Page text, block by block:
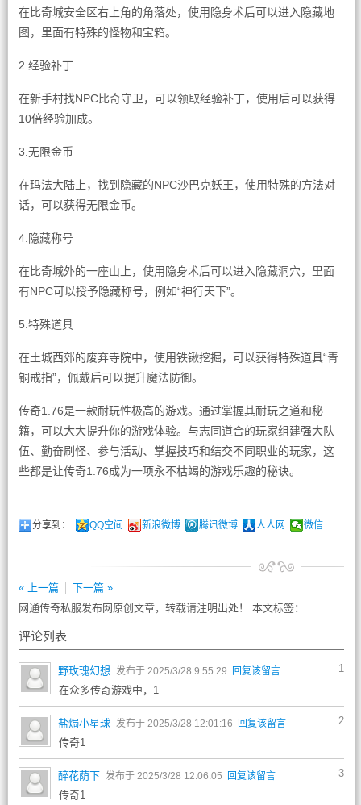
在比奇城安全区右上角的角落处，使用隐身术后可以进入隐藏地
图，里面有特殊的怪物和宝箱。
2.经验补丁
在新手村找NPC比奇守卫，可以领取经验补丁，使用后可以获得
10倍经验加成。
3.无限金币
在玛法大陆上，找到隐藏的NPC沙巴克妖王，使用特殊的方法对
话，可以获得无限金币。
4.隐藏称号
在比奇城外的一座山上，使用隐身术后可以进入隐藏洞穴，里面
有NPC可以授予隐藏称号，例如“神行天下”。
5.特殊道具
在土城西郊的废弃寺院中，使用铁锹挖掘，可以获得特殊道具“青
铜戒指”，佩戴后可以提升魔法防御。
传奇1.76是一款耐玩性极高的游戏。通过掌握其耐玩之道和秘
籍，可以大大提升你的游戏体验。与志同道合的玩家组建强大队
伍、勤奋刷怪、参与活动、掌握技巧和结交不同职业的玩家，这
些都是让传奇1.76成为一项永不枯竭的游戏乐趣的秘诀。
分享到： QQ空间 新浪微博 腾讯微博 人人网 微信
« 上一篇
下一篇 »
网通传奇私服发布网原创文章，转载请注明出处！ 本文标签：
评论列表
1
野玫瑰幻想 发布于 2025/3/28 9:55:29 回复该留言
在众多传奇游戏中，1
2
盐焗小星球 发布于 2025/3/28 12:01:16 回复该留言
传奇1
3
醉花荫下 发布于 2025/3/28 12:06:05 回复该留言
传奇1